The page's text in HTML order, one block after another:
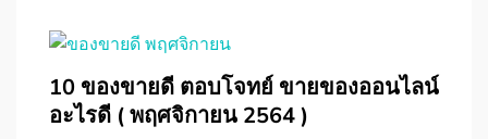
10 ของขายดี ตอบโจทย์ ขายของออนไลน์
อะไรดี ( พฤศจิกายน 2564 )